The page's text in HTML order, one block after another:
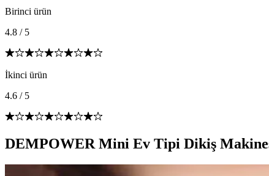
Birinci ürün
4.8 / 5
İkinci ürün
4.6 / 5
DEMPOWER Mini Ev Tipi Dikiş